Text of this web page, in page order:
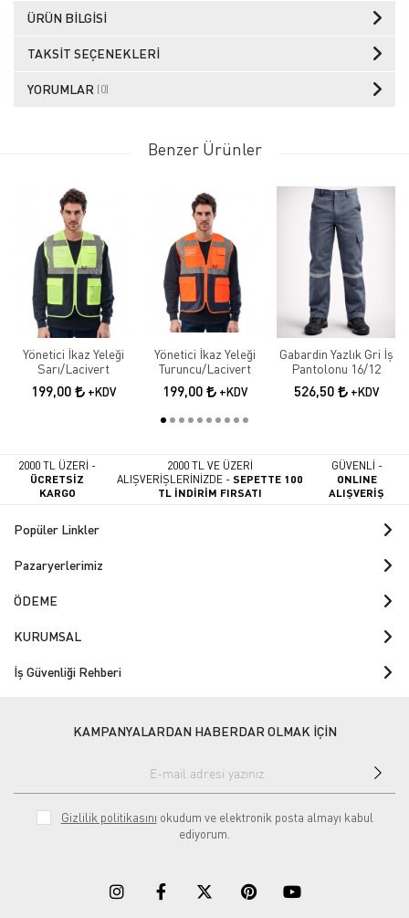
ÜRÜN BILGISI
TAKSIT SEÇENEKLERI
YORUMLAR (0)
Benzer Ürünler
Yönetici İkaz Yeleği
Sarı/Lacivert
199,00 +KDV
Yönetici İkaz Yeleği
Turuncu/Lacivert
199,00 +KDV
Gabardin Yazlık Gri İş
Pantolonu 16/12
526,50 +KDV
2000 TL ÜZERİ -
ÜCRETSİZ
KARGO
2000 TL VE ÜZERİ
ALIŞVERİŞLERİNİZDE -SEPETTE 100
TL İNDİRİM FIRSATI
GÜVENLİ -
ONLINE
ALIŞVERİŞ
Popüler Linkler
Pazaryerlerimiz
ÖDEME
KURUMSAL
İş Güvenliği Rehberi
KAMPANYALARDAN HABERDAR OLMAK İÇİN
Gizlilik politikasını okudum ve elektronik posta almayı kabul
ediyorum.